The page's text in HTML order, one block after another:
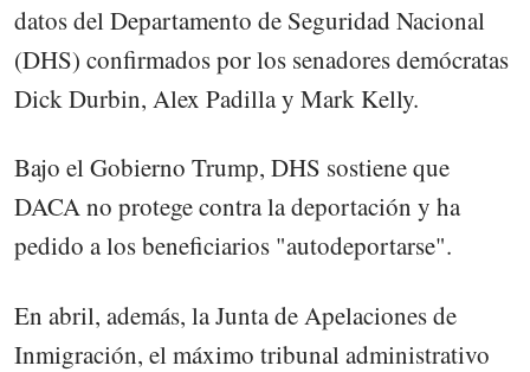
datos del Departamento de Seguridad Nacional
(DHS) confirmados por los senadores demócratas
Dick Durbin, Alex Padilla y Mark Kelly.
Bajo el Gobierno Trump, DHS sostiene que
DACA no protege contra la deportación y ha
pedido a los beneficiarios "autodeportarse".
En abril, además, la Junta de Apelaciones de
Inmigración, el máximo tribunal administrativo